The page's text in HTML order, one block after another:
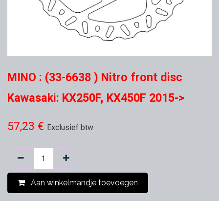
MINO : (33-6638 ) Nitro front disc
Kawasaki: KX250F, KX450F 2015->
57,23 € Exclusief btw
Aan winkelmandje toevoegen